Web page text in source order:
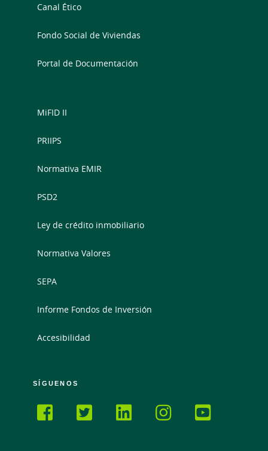
Canal Ético
Fondo Social de Viviendas
Portal de Documentación
MiFID II
PRIIPS
Normativa EMIR
PSD2
Ley de crédito inmobiliario
Normativa Valores
SEPA
Informe Fondos de Inversión
Accesibilidad
SÍGUENOS